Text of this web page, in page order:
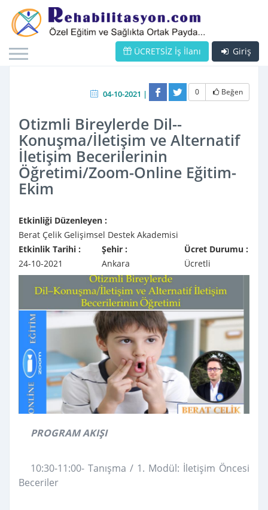
Giriş
ÜCRETSİZ İş İlanı
04-10-2021 | 0 Beğen
Otizmli Bireylerde Dil--
Konuşma/İletişim ve Alternatif
İletişim Becerilerinin
Öğretimi/Zoom-Online Eğitim-
Ekim
Etkinliği Düzenleyen :
Berat Çelik Gelişimsel Destek Akademisi
Etkinlik Tarihi :
24-10-2021
Şehir :
Ankara
Ücret Durumu :
Ücretli
PROGRAM AKIŞI
10:30-11:00- Tanışma / 1. Modül: İletişim Öncesi
Beceriler